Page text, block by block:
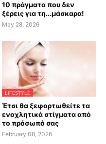
10 πράγματα που δεν
ξέρεις για τη...μάσκαρα!
May 28, 2026
LIFESTYLE
Έτσι θα ξεφορτωθείτε τα
ενοχλητικά στίγματα από
το πρόσωπό σας
February 08, 2026